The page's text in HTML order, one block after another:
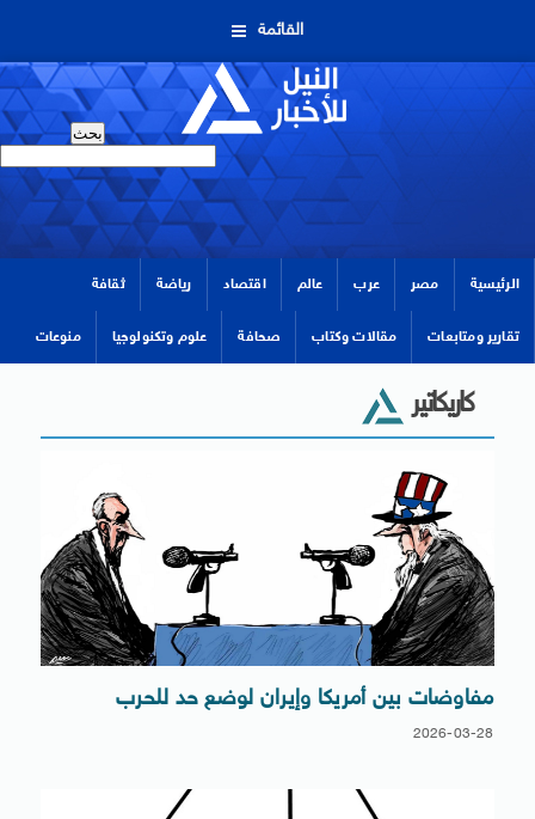
القائمة
الرئيسية مصر عرب عالم اقتصاد رياضة ثقافة
تقارير ومتابعات مقالات وكتاب صحافة علوم وتكنولوجيا منوعات
كاريكاتير
مفاوضات بين أمريكا وإيران لوضع حد للحرب
2026-03-28